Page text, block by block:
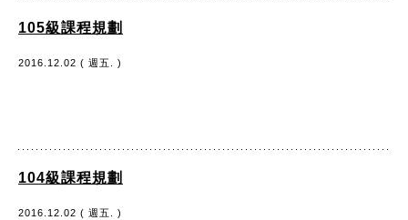
105級課程規劃
2016.12.02 ( 週五. )
104級課程規劃
2016.12.02 ( 週五. )